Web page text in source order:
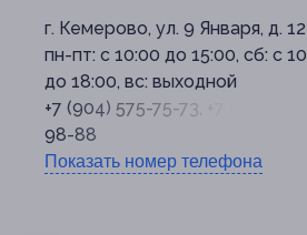
г. Кемерово, ул. 9 Января, д. 12
пн-пт: с 10:00 до 15:00, сб: с
до 18:00, вс: выходной
+7 (904) 575-75-73, +7 (906) 987-
98-88
Показать номер телефона